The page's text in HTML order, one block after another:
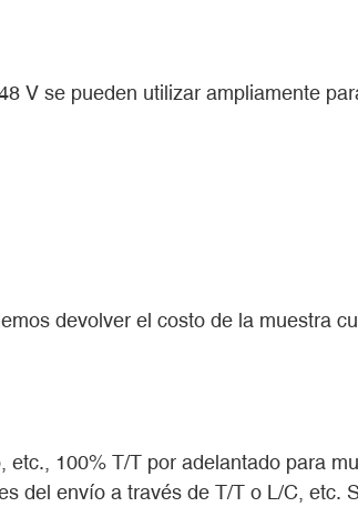
V se pueden utilizar ampliamente
devolver el costo de la muestra
100% T/T por adelantado para
del envío a través de T/T o L/C, etc.